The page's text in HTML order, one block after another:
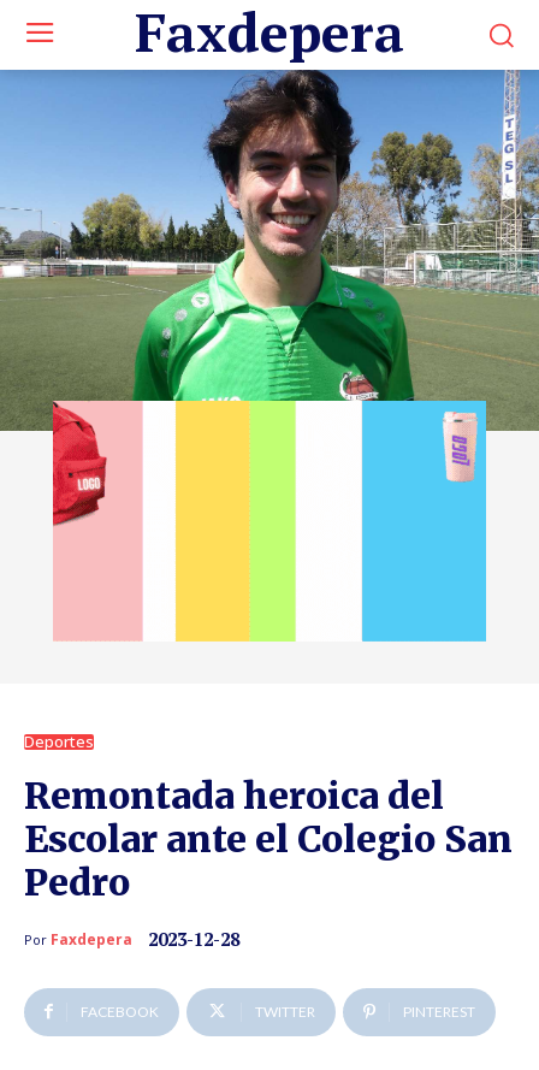
Faxdepera
Deportes
Remontada heroica del
Escolar ante el Colegio San
Pedro
Por Faxdepera 2023-12-28
FACEBOOK TWITTER PINTEREST